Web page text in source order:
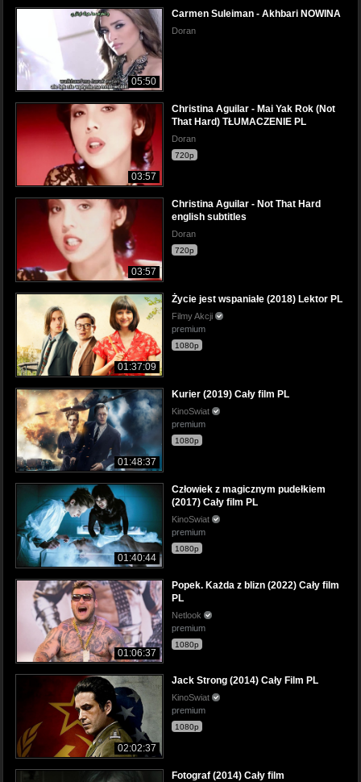
05:50
Carmen Suleiman - Akhbari NOWINA
Doran
03:57
Christina Aguilar - Mai Yak Rok (Not
That Hard) TŁUMACZENIE PL
Doran
720p
03:57
Christina Aguilar - Not That Hard
english subtitles
Doran
720p
01:37:09
Życie jest wspaniałe (2018) Lektor PL
Filmy Akcji
premium
1080p
01:48:37
Kurier (2019) Cały film PL
KinoSwiat
premium
1080p
01:40:44
Człowiek z magicznym pudełkiem
(2017) Cały film PL
KinoSwiat
premium
1080p
01:06:37
Popek. Każda z blizn (2022) Cały film
PL
Netlook
premium
1080p
02:02:37
Jack Strong (2014) Cały Film PL
KinoSwiat
premium
1080p
Fotograf (2014) Cały film